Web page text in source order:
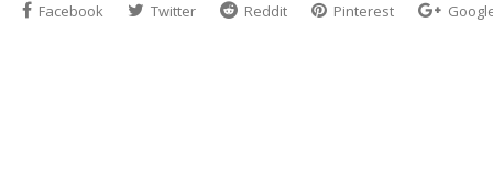
Facebook Twitter Reddit Pinterest